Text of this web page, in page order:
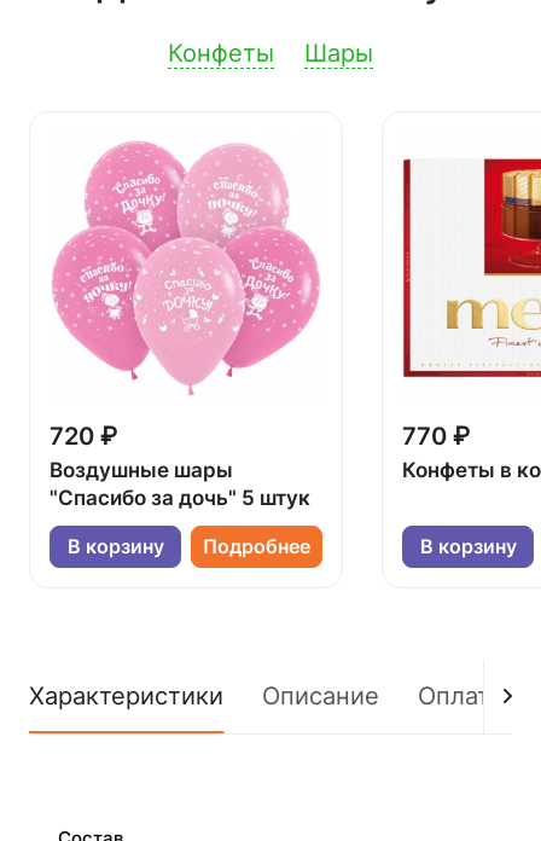
Конфеты Шары
720 ₽
Воздушные шары
"Спасибо за дочь" 5 штук
В корзину Подробнее
770 ₽
Конфеты в
В корзину
Характеристики Описание Оплата